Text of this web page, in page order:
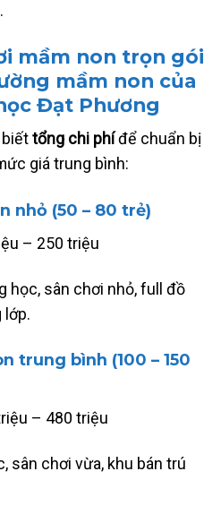
mầm non trọn gói
mầm non của
Đạt Phương
tổng chi phíđể chuẩn bị
giá trung bình:
nhỏ (50 – 80 trẻ)
– 250 triệu
học, sân chơi nhỏ, full đồ
lớp.
trung bình (100 – 150
– 480 triệu
sân chơi vừa, khu bán trú